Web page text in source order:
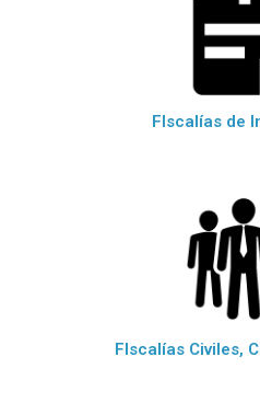
FIscalías de
FIscalías Civiles,